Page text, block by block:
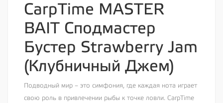
CarpTime MASTER
BAIT Сподмастер
Бустер Strawberry Jam
(Клубничный Джем)
Подводный мир – это симфония, где каждая нота играет
свою роль в привлечении рыбы к точке ловли. CarpTime